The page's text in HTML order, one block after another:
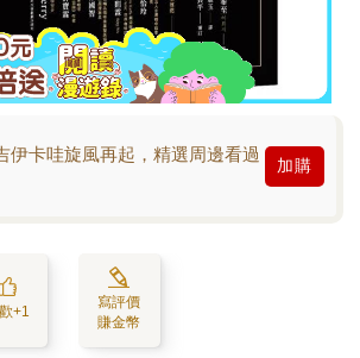
伊卡哇旋風再起，精選周邊看過
加購
+1
寫評價
賺金幣